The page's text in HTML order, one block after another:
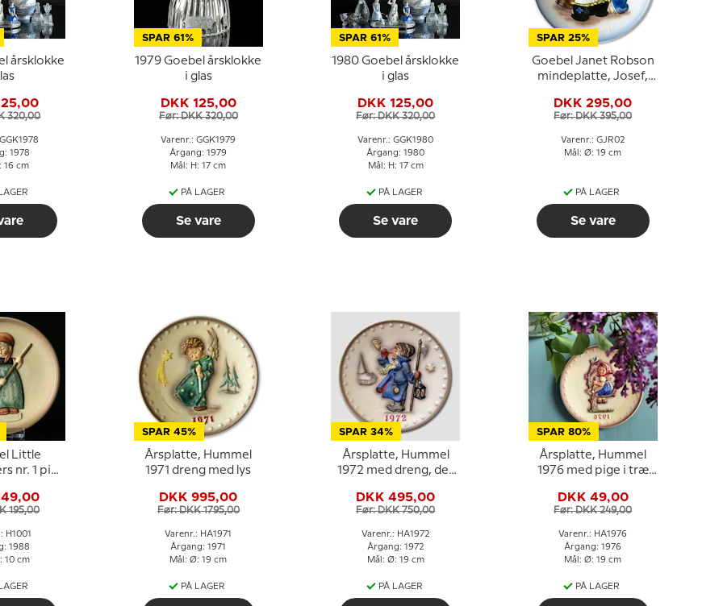
årsklokke
320,00
1978
16 cm
SPAR 61%
1979 Goebel årsklokke
i glas
DKK 125,00
Før: DKK 320,00
Varenr.: GGK1979
Årgang: 1979
Mål: H: 17 cm
PÅ LAGER
Se vare
SPAR 61%
1980 Goebel årsklokke
i glas
DKK 125,00
Før: DKK 320,00
Varenr.: GGK1980
Årgang: 1980
Mål: H: 17 cm
PÅ LAGER
Se vare
SPAR 25%
Goebel Janet Robson
mindeplatte, Josef,
DKK 295,00
Før: DKK 395,00
Varenr.: GJR02
Mål: Ø: 19 cm
PÅ LAGER
Se vare
Little
nr. 1 pige
195,00
H1001
1988
10 cm
SPAR 45%
Årsplatte, Hummel
1971 dreng med lys
DKK 995,00
Før: DKK 1795,00
Varenr.: HA1971
Årgang: 1971
Mål: Ø: 19 cm
PÅ LAGER
SPAR 34%
Årsplatte, Hummel
1972 med dreng, der
DKK 495,00
Før: DKK 750,00
Varenr.: HA1972
Årgang: 1972
Mål: Ø: 19 cm
PÅ LAGER
SPAR 80%
Årsplatte, Hummel
1976 med pige i træ
DKK 49,00
Før: DKK 249,00
Varenr.: HA1976
Årgang: 1976
Mål: Ø: 19 cm
PÅ LAGER